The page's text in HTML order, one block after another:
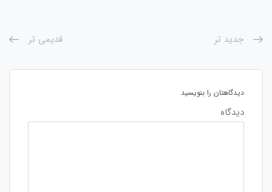
جدید تر قدیمی تر
دیدگاهتان را بنویسید
دیدگاه